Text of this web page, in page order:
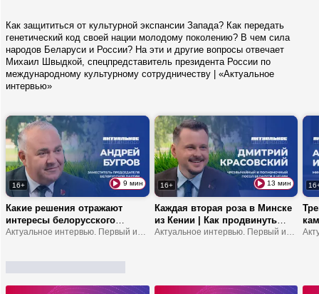
Как защититься от культурной экспансии Запада? Как передать
генетический код своей нации молодому поколению? В чем сила
народов Беларуси и России? На эти и другие вопросы отвечает
Михаил Швыдкой, спецпредставитель президента России по
международному культурному сотрудничеству | «Актуальное
интервью»
16+ 9 мин
Какие решения отражают
интересы белорусского
народа? | Что устанавливает
16+ 13 мин
Каждая вторая роза в Минске
из Кении | Как продвинуть
туда молочку? | В Африке